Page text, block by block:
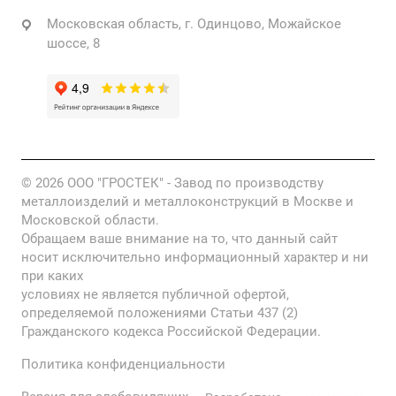
Московская область, г. Одинцово, Можайское
шоссе, 8
© 2026 ООО "ГРОСТЕК" - Завод по производству
металлоизделий и металлоконструкций в Москве и
Московской области.
Обращаем ваше внимание на то, что данный сайт
носит исключительно информационный характер и ни
при каких
условиях не является публичной офертой,
определяемой положениями Статьи 437 (2)
Гражданского кодекса Российской Федерации.
Политика конфиденциальности